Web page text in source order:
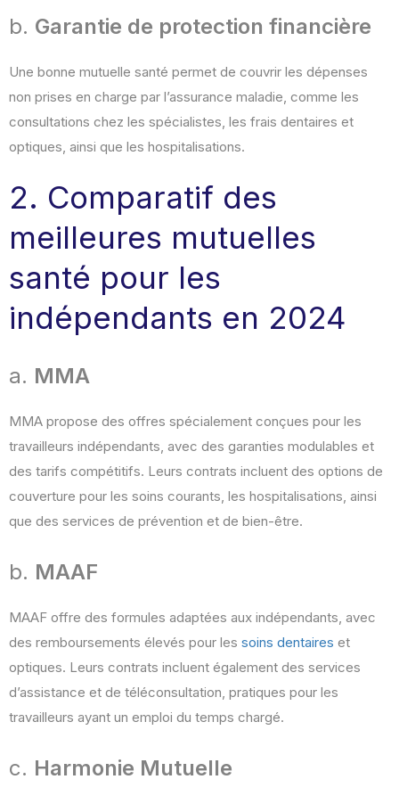
b. Garantie de protection financière
Une bonne mutuelle santé permet de couvrir les dépenses
non prises en charge par l’assurance maladie, comme les
consultations chez les spécialistes, les frais dentaires et
optiques, ainsi que les hospitalisations​.
2. Comparatif des
meilleures mutuelles
santé pour les
indépendants en 2024
a. MMA
MMA propose des offres spécialement conçues pour les
travailleurs indépendants, avec des garanties modulables et
des tarifs compétitifs. Leurs contrats incluent des options de
couverture pour les soins courants, les hospitalisations, ainsi
que des services de prévention et de bien-être​.
b. MAAF
MAAF offre des formules adaptées aux indépendants, avec
des remboursements élevés pour les soins dentaires et
optiques. Leurs contrats incluent également des services
d’assistance et de téléconsultation, pratiques pour les
travailleurs ayant un emploi du temps chargé​.
c. Harmonie Mutuelle